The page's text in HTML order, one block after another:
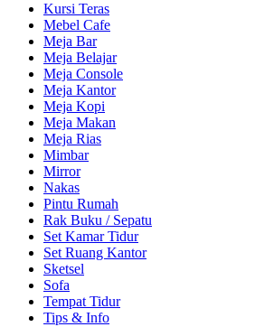
Kursi Teras
Mebel Cafe
Meja Bar
Meja Belajar
Meja Console
Meja Kantor
Meja Kopi
Meja Makan
Meja Rias
Mimbar
Mirror
Nakas
Pintu Rumah
Rak Buku / Sepatu
Set Kamar Tidur
Set Ruang Kantor
Sketsel
Sofa
Tempat Tidur
Tips & Info